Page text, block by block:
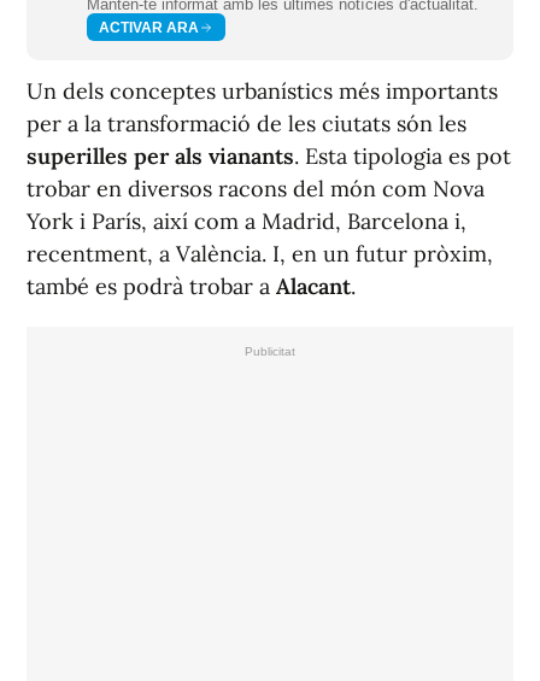
Mantén-te informat amb les últimes notícies d'actualitat.
ACTIVAR ARA
Un dels conceptes urbanístics més importants
per a la transformació de les ciutats són les
superilles per als vianants. Esta tipologia es pot
trobar en diversos racons del món com Nova
York i París, així com a Madrid, Barcelona i,
recentment, a València. I, en un futur pròxim,
també es podrà trobar a Alacant.